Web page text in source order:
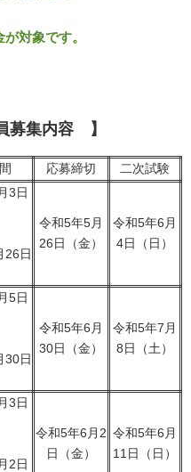
対象です。
募集内容 】
応募締切 二次試験
3日
26日
令和5年5月
26日（金）
令和5年6月
4日（日）
5日
30日
令和5年6月
30日（金）
令和5年7月
8日（土）
3日
2日
令和5年6月2
日（金）
令和5年6月
11日（日）